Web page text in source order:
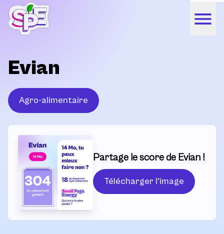
Evian
Agro-alimentaire
Partage le score de Evian !
Télécharger l'image